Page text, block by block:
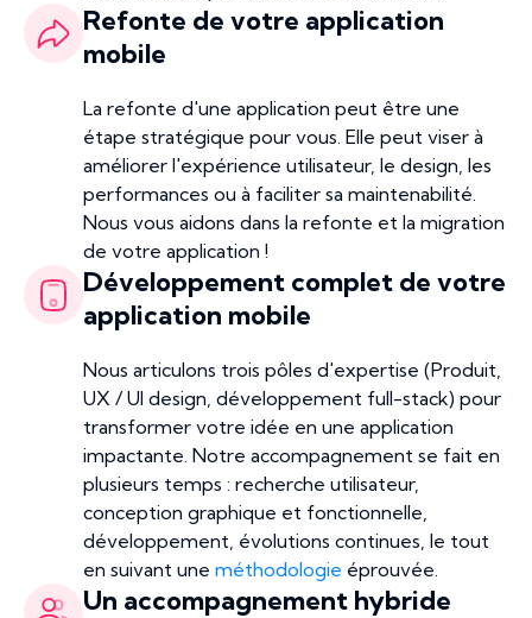
Refonte de votre application
mobile
La refonte d'une application peut être une
étape stratégique pour vous. Elle peut viser à
améliorer l'expérience utilisateur, le design, les
performances ou à faciliter sa maintenabilité.
Nous vous aidons dans la refonte et la migration
de votre application !
Développement complet de votre
application mobile
Nous articulons trois pôles d'expertise (Produit,
UX / UI design, développement full-stack) pour
transformer votre idée en une application
impactante. Notre accompagnement se fait en
plusieurs temps : recherche utilisateur,
conception graphique et fonctionnelle,
développement, évolutions continues, le tout
en suivant une méthodologie éprouvée.
Un accompagnement hybride